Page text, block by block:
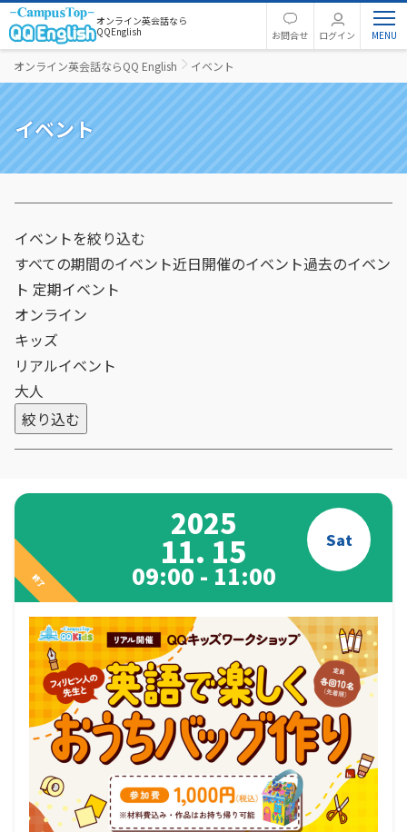
オンライン英会話なら
QQEnglish
お問合せ ログイン
オンライン英会話ならQQ English イベント
イベント
イベントを絞り込む
すべての期間のイベント近日開催のイベント過去のイベン
ト 定期イベント
オンライン
キッズ
リアルイベント
大人
絞り込む
終了
2025
11. 15 Sat
09:00 - 11:00